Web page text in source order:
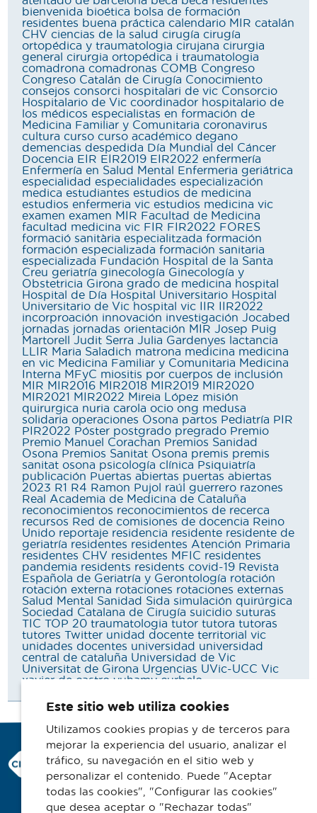
bienvenida bioética bolsa de formación
residentes buena práctica calendario MIR catalán
CHV ciencias de la salud cirugía cirugía
ortopédica y traumatologia cirujana cirurgia
general
cirurgia ortopédica i traumatologia
comadrona comadronas COMB Congreso
Congreso Catalán de Cirugía Conocimiento
consejos consorci hospitalari de vic Consorcio
Hospitalario de Vic coordinador hospitalario de
los médicos especialistas en formación de
Medicina Familiar y Comunitaria coronavirus
cultura curso curso académico degano
demencias despedida Día Mundial del Cáncer
Docencia EIR EIR2019 EIR2022 enfermería
Enfermería en Salud Mental
Enfermeria geriátrica
especialidad especialidades especialización
medica estudiantes estudios de medicina
estudios enfermeria vic estudios medicina vic
examen examen MIR Facultad de Medicina
facultad medicina vic FIR FIR2022 FORES
formació sanitària especialitzada formación
formación especializada formación sanitaria
especializada Fundación Hospital de la Santa
Creu geriatría ginecología Ginecología y
Obstetricia Girona grado de medicina hospital
Hospital de Día Hospital Universitario Hospital
Universitario de Vic hospital vic IIR
IIR2022
incorproación innovación investigación Jocabed
jornadas jornadas orientación MIR Josep Puig
Martorell
Judit Serra Julia Gardenyes
lactancia
LLIR Maria Saladich matrona medicina medicina
en vic Medicina Familiar y Comunitaria Medicina
Interna MFyC miositis por cuerpos de inclusión
MIR MIR2016 MIR2018 MIR2019 MIR2020
MIR2021
MIR2022 Mireia López misión
quirurgica nuria carola ocio ong medusa
solidaria operaciones Osona partos Pediatría PIR
PIR2022 Póster postgrado pregrado Premio
Premio Manuel Corachan Premios Sanidad
Osona Premios Sanitat Osona premis premis
sanitat osona psicología clínica Psiquiatría
publicación Puertas abiertas puertas abiertas
2023 R1 R4 Ramon Pujol raúl guerrero razones
Real Academia de Medicina de Cataluña
reconocimientos reconocimientos de recerca
recursos Red de comisiones de docencia Reino
Unido reportaje residencia residente residente de
geriatría residentes residentes Atención Primaria
residentes CHV residentes MFIC residentes
pandemia residents residents covid-19 Revista
Española de Geriatría y Gerontología rotación
rotación externa rotaciones rotaciones externas
Salud Mental
Sanidad Sida simulación quirúrgica
Sociedad Catalana de Cirugía suicidio suturas
TIC TOP 20 traumatologia tutor tutora tutoras
tutores Twitter unidad docente territorial vic
unidades docentes universidad universidad
central de cataluña Universidad de Vic
Universitat de Girona Urgencias UVic-UCC Vic
xavier de castro yuhamy curbelo
Consorci Hospitalari de Vic
Carrer Francesc Pla 'El Vigatà', 1
08500 Vic
Telefono 93 702 77 16
Este sitio web utiliza cookies
Utilizamos cookies propias y de terceros para
mejorar la experiencia del usuario, analizar el
tráfico, su navegación en el sitio web y
personalizar el contenido. Puede "Aceptar
todas las cookies", "Configurar las cookies"
que desea aceptar o "Rechazar todas"